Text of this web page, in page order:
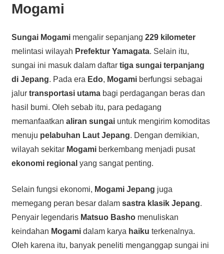
Mogami
Sungai Mogamimengalir sepanjang 229 kilometer
melintasi wilayah Prefektur Yamagata. Selain itu,
sungai ini masuk dalam daftar tiga sungai terpanjang
di Jepang. Pada era Edo, Mogamiberfungsi sebagai
jalur transportasi utamabagi perdagangan beras dan
hasil bumi. Oleh sebab itu, para pedagang
memanfaatkan aliran sungaiuntuk mengirim komoditas
menuju pelabuhan Laut Jepang. Dengan demikian,
wilayah sekitar Mogamiberkembang menjadi pusat
ekonomi regional yang sangat penting.
Selain fungsi ekonomi, Mogami Jepang juga
memegang peran besar dalam sastra klasik Jepang.
Penyair legendaris Matsuo Bashomenuliskan
keindahan Mogamidalam karya haiku terkenalnya.
Oleh karena itu, banyak peneliti menganggap sungai ini